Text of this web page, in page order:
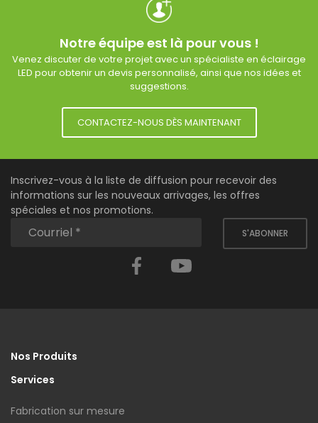
Notre équipe est là pour vous !
Venez discuter de votre projet avec un spécialiste en éclairage
LED pour obtenir un devis personnalisé, ainsi que nos idées et
suggestions.
CONTACTEZ-NOUS DÈS MAINTENANT
Inscrivez-vous à la liste de diffusion pour recevoir des
informations sur les nouveaux arrivages, les offres
spéciales et nos promotions.
S'ABONNER
Facebook
Nos Produits
Services
Fabrication sur mesure